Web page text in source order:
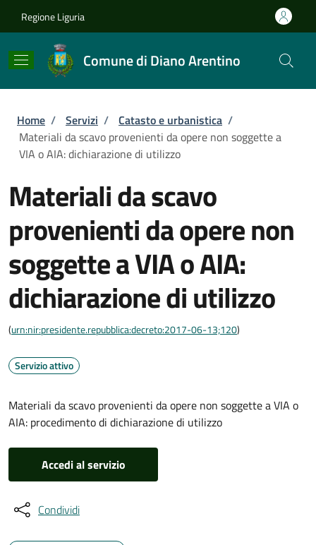
Regione Liguria
Comune di Diano Arentino
Briciole di pane
Home / Servizi / Catasto e urbanistica /
Materiali da scavo provenienti da opere non soggette a
VIA o AIA: dichiarazione di utilizzo
Materiali da scavo
provenienti da opere non
soggette a VIA o AIA:
dichiarazione di utilizzo
(urn:nir:presidente.repubblica:decreto:2017-06-13;120)
Servizio attivo
Materiali da scavo provenienti da opere non soggette a VIA o
AIA: procedimento di dichiarazione di utilizzo
Accedi al servizio
Condividi